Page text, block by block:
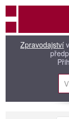
Zpravodajství